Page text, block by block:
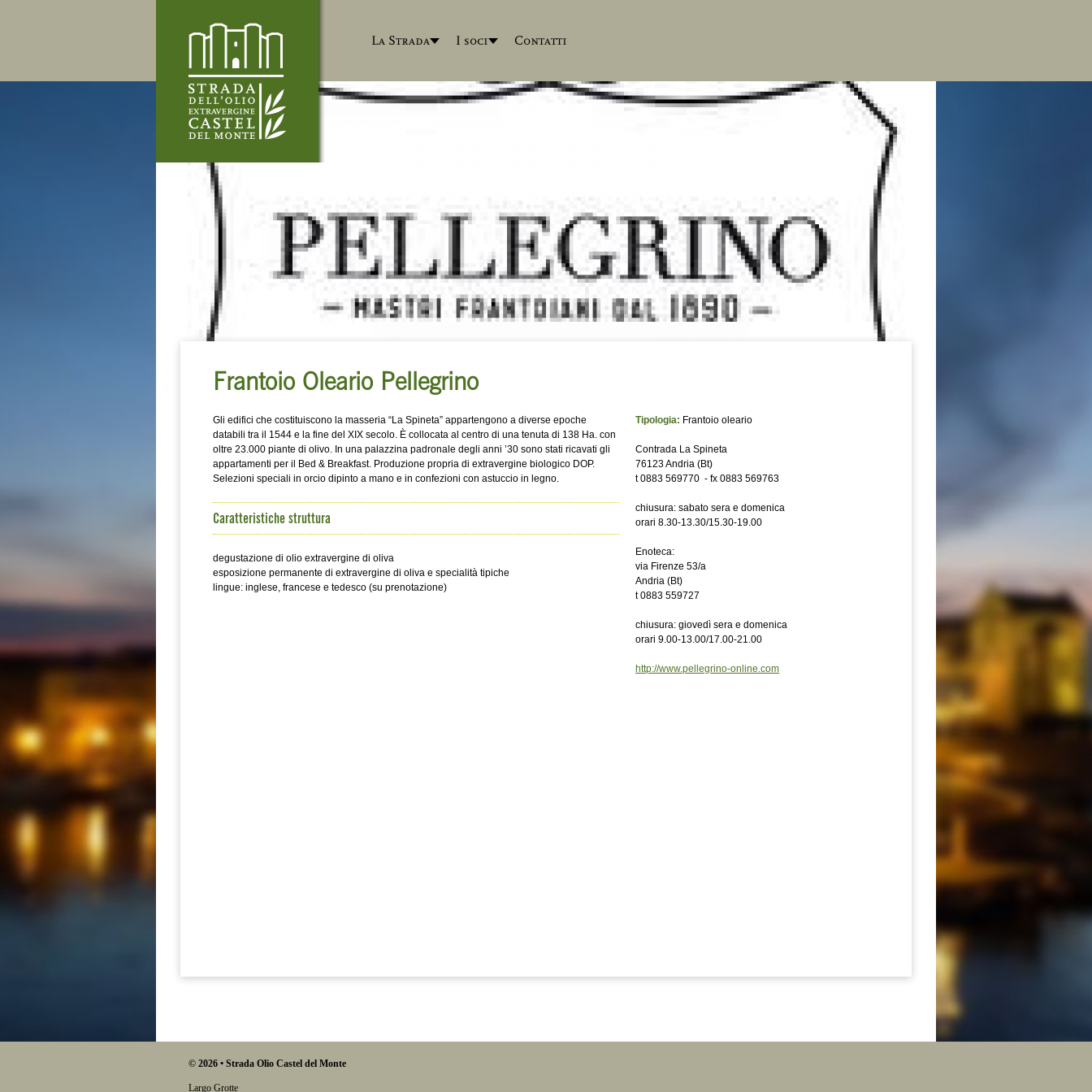
La Strada I soci Contatti
Frantoio Oleario Pellegrino
Gli edifici che costituiscono la masseria “La Spineta” appartengono a diverse epoche
databili tra il 1544 e la fine del XIX secolo. È collocata al centro di una tenuta di 138 Ha. con
oltre 23.000 piante di olivo. In una palazzina padronale degli anni ’30 sono stati ricavati gli
appartamenti per il Bed & Breakfast. Produzione propria di extravergine biologico DOP.
Selezioni speciali in orcio dipinto a mano e in confezioni con astuccio in legno.
Caratteristiche struttura
degustazione di olio extravergine di oliva
esposizione permanente di extravergine di oliva e specialità tipiche
lingue: inglese, francese e tedesco (su prenotazione)
Tipologia: Frantoio oleario
Contrada La Spineta
76123 Andria (Bt)
t 0883 569770 - fx 0883 569763
chiusura: sabato sera e domenica
orari 8.30-13.30/15.30-19.00
Enoteca:
via Firenze 53/a
Andria (Bt)
t 0883 559727
chiusura: giovedì sera e domenica
orari 9.00-13.00/17.00-21.00
http://www.pellegrino-online.com
© 2026 • Strada Olio Castel del Monte
Largo Grotte